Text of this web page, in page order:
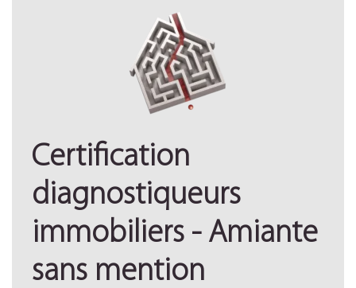
Certification
diagnostiqueurs
immobiliers - Amiante
sans mention